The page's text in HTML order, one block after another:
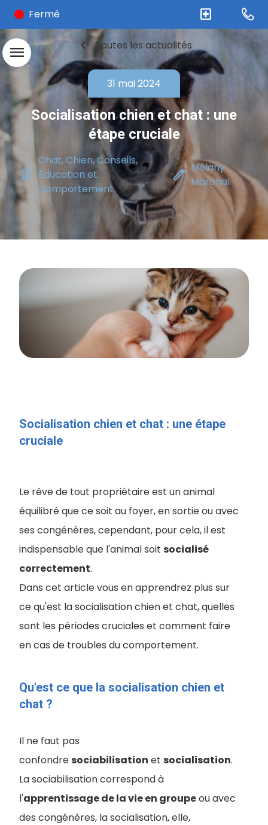
Fermé local_hospital
menu chevron_left Toutes les actualités
31 mai 2024
Socialisation chien et chat : une
étape cruciale
bookmark_border
Chat, Chien, Conseils,
Éducation et
Comportement
edit Mélany
Marchal
Socialisation chien et chat : une étape
cruciale
Le rêve de tout propriétaire est un animal
équilibré que ce soit au foyer, en sortie ou avec
ses congénères, cependant, pour cela, il est
indispensable que l'animal soit socialisé
correctement.
Dans cet article vous en apprendrez plus sur
ce qu'est la socialisation chien et chat, quelles
sont les périodes cruciales et comment faire
en cas de troubles du comportement.
Qu'est ce que la socialisation chien et
chat ?
Il ne faut pas
confondresociabilisation et socialisation.
La sociabilisation correspond à
l'apprentissage de la vie en groupeou avec
des congénères, la socialisation, elle,